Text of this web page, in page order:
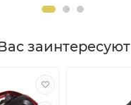
заинтересуют